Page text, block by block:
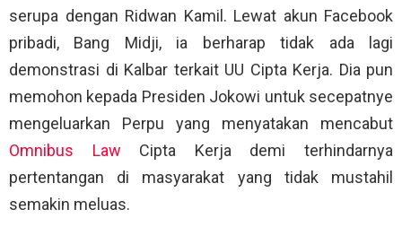
serupa dengan Ridwan Kamil. Lewat akun Facebook
pribadi, Bang Midji, ia berharap tidak ada lagi
demonstrasi di Kalbar terkait UU Cipta Kerja. Dia pun
memohon kepada Presiden Jokowi untuk secepatnye
mengeluarkan Perpu yang menyatakan mencabut
Omnibus Law Cipta Kerja demi terhindarnya
pertentangan di masyarakat yang tidak mustahil
semakin meluas.